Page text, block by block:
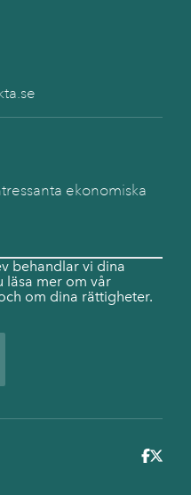
ekonomiska
behandlar vi dina
läsa mer om vår
om dina rättigheter.